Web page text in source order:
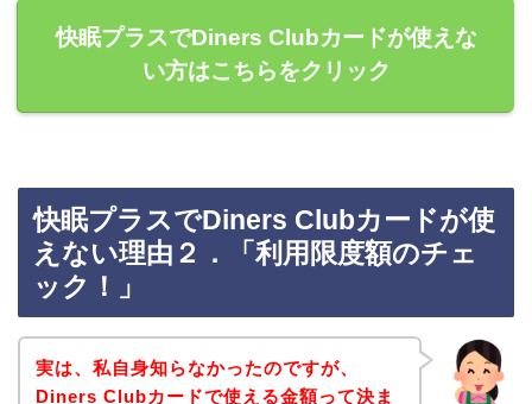
快眠プラスでDiners Clubカードが使えな
い方はこちらをクリック
快眠プラスでDiners Clubカードが使
えない理由２．「利用限度額のチェ
ック！」
実は、私自身知らなかったのですが、
Diners Clubカードで使える金額って決ま